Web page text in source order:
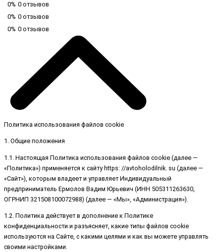
0% 0 отзывов
0% 0 отзывов
0% 0 отзывов
Политика использования файлов cookie
1. Общие положения
1.1. Настоящая Политика использования файлов cookie (далее —
«Политика») применяется к сайту https: //avtoholodilnik. su (далее —
«Сайт»), которым владеет и управляет Индивидуальный
предприниматель Ермолов Вадим Юрьевич (ИНН 505311263630,
ОГРНИП 321508100072988) (далее — «Мы», «Администрация»).
1.2. Политика действует в дополнение к Политике
конфиденциальности и разъясняет, какие типы файлов cookie
используются на Сайте, с какими целями и как вы можете управлять
своими настройками.